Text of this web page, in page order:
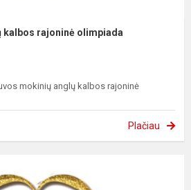
kalbos rajoninė olimpiada
mokinių anglų kalbos rajoninė
Plačiau